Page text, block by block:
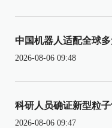
中国机器人适配全球
2026-08-06 09:48
科研人员确证新型粒
2026-08-06 09:47